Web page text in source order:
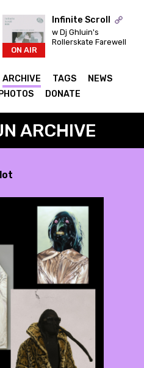
ON AIR
Infinite Scroll
w Dj Ghluin's
Rollerskate Farewell
ARCHIVE TAGS
NEWS
PHOTOS DONATE
ARCHIVE